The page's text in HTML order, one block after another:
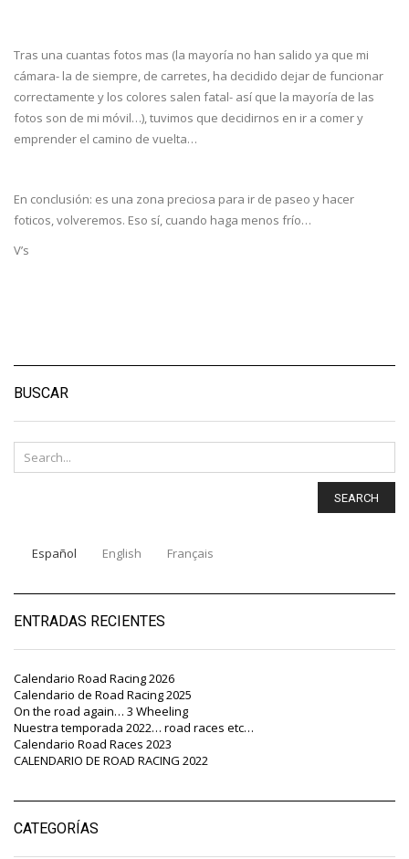
Tras una cuantas fotos mas (la mayoría no han salido ya que mi
cámara- la de siempre, de carretes, ha decidido dejar de funcionar
correctamente y los colores salen fatal- así que la mayoría de las
fotos son de mi móvil…), tuvimos que decidirnos en ir a comer y
emprender el camino de vuelta…
En conclusión: es una zona preciosa para ir de paseo y hacer
foticos, volveremos. Eso sí, cuando haga menos frío…
V’s
BUSCAR
SEARCH
Español English Français
ENTRADAS RECIENTES
Calendario Road Racing 2026
Calendario de Road Racing 2025
On the road again… 3 Wheeling
Nuestra temporada 2022… road races etc…
Calendario Road Races 2023
CALENDARIO DE ROAD RACING 2022
CATEGORÍAS